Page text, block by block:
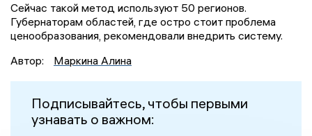
Сейчас такой метод используют 50 регионов.
Губернаторам областей, где остро стоит проблема
ценообразования, рекомендовали внедрить систему.
Автор:
Маркина Алина
Подписывайтесь, чтобы первыми
узнавать о важном: